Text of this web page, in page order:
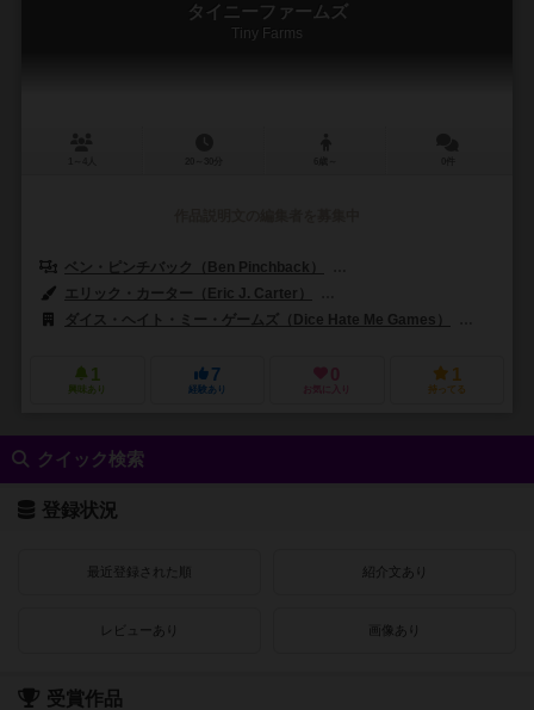
タイニーファームズ
Tiny Farms
ベン・ピンチバック（Ben Pinchback）
エリック・カーター（Eric J. Carter）
ダイス・ヘイト・ミー・ゲームズ（Dice Hate Me Games）
1
興味あり
7
経験あり
0
お気に入り
1
持ってる
クイック検索
登録状況
最近登録された順 紹介文あり
レビューあり 画像あり
受賞作品